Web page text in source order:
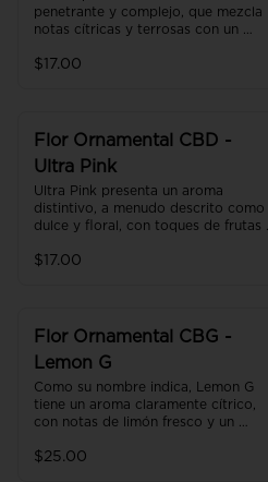
penetrante y complejo, que mezcla
notas cítricas y terrosas con un
$17.00
Flor Ornamental CBD -
Ultra Pink
Ultra Pink presenta un aroma
distintivo, a menudo descrito como
dulce y floral, con toques de frutas y
$17.00
Flor Ornamental CBG -
Lemon G
Como su nombre indica, Lemon G
tiene un aroma claramente cítrico,
con notas de limón fresco y un
hace especialmente atractiva para
$25.00